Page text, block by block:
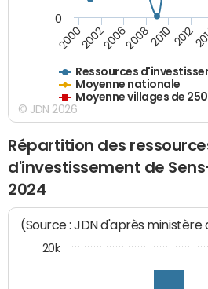
Ressources
Moyenne nationale
Moyenne villages de
20002002200620082010 2012
0
© JDN 2026
Répartition des
d'investissement de
2024
(Source : JDN d'après ministère
20k